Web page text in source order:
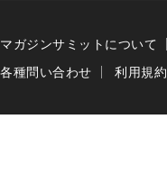
マガジンサミットについて
各種問い合わせ
利用規約